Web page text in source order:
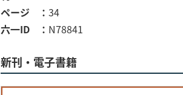
ページ
34
六一ID
N78841
新刊・電子書籍